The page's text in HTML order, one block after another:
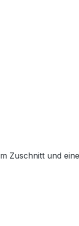
Zuschnitt und